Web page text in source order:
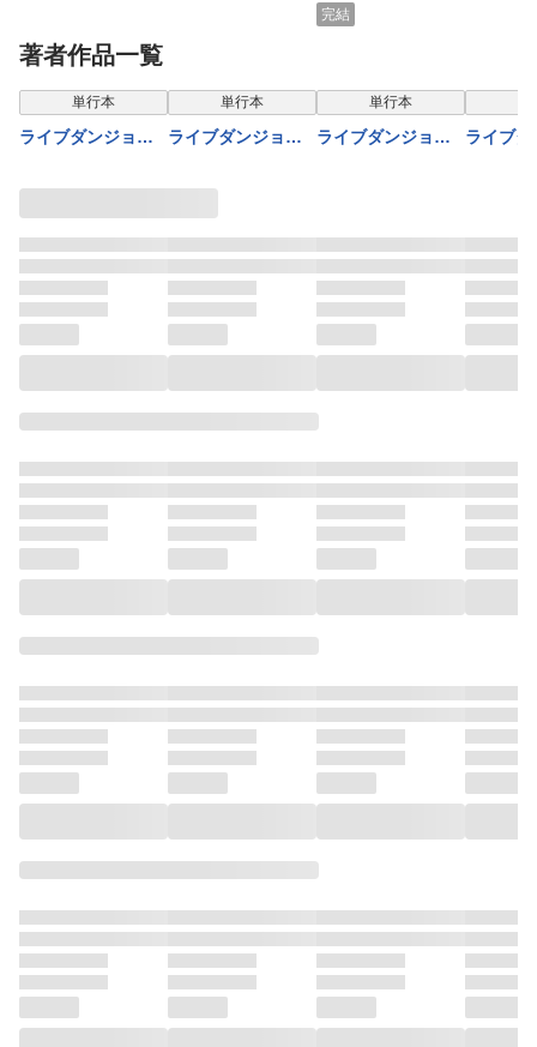
救済したら２【電
子特別版】
外とヤらせてくれ
完結
著者作品一覧
単行本
ライブダンジョ
単行本
ライブダンジョ
単行本
ライブダンジョ
ライブダ